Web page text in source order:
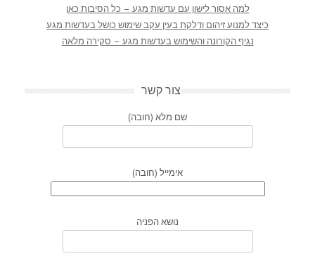
למה אסור לישון עם עדשות מגע – כל הסיבות כאן
כיצד למנוע זיהום ודלקת בעין עקב שימוש כושל בעדשות מגע
נגיף הקורונה והשימוש בעדשות מגע – סקירה מלאה
צור קשר
שם מלא (חובה)
אימייל (חובה)
נושא הפניה